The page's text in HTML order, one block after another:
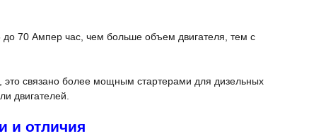
70 Ампер час, чем больше объем двигателя, тем с
связано более мощным стартерами для дизельных
двигателей.
и отличия